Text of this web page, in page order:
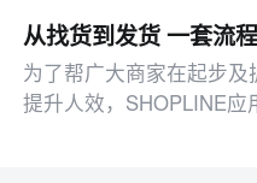
为了帮广大商家在起步及
提升人效，SHOPLINE